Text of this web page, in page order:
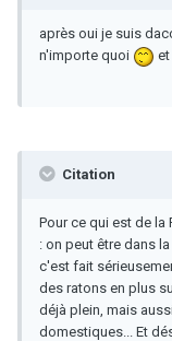
après oui je suis
n'importe quoi
et
Citation
Pour ce qui est de
: on peut être dans
c'est fait
des ratons en plus
déjà plein, mais
domestiques... Et